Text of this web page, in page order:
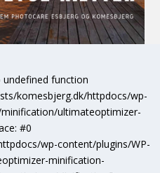
undefined function
komesbjerg.dk/httpdocs/wp-
ultimateoptimizer-
#0
wp-content/plugins/WP-
minification-